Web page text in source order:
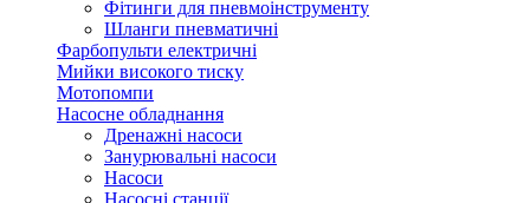
Фітинги для пневмоінструменту
Шланги пневматичні
Фарбопульти електричні
Мийки високого тиску
Мотопомпи
Насосне обладнання
Дренажні насоси
Занурювальні насоси
Насоси
Насосні станції